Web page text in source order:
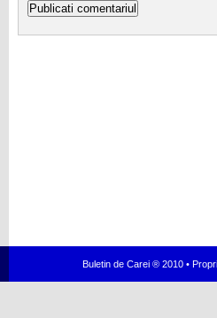
Buletin de Carei ® 2010 •